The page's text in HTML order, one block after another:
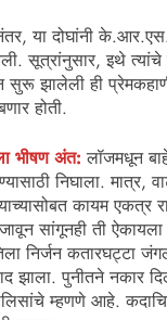
या दोघांनी
सूत्रांनुसार, इथे त्यांचे
सुरू झालेली ही
होती.
भीषण अंत: लॉजमधून
निघाला.
कायम एकत्र
सांगूनही ती
निर्जन कतारघट्टा
झाला. पुनीतने नकार
म्हणणे आहे.